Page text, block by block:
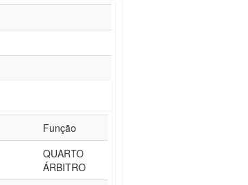
Função
QUARTO
ÁRBITRO